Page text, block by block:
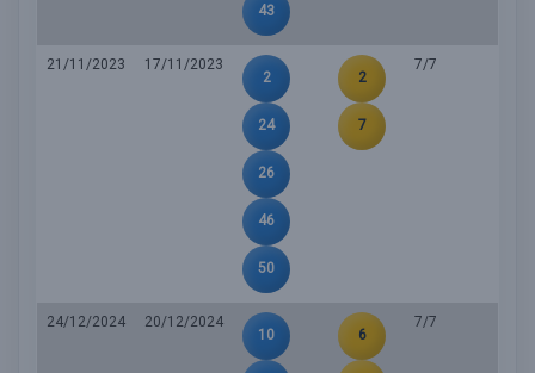
43
21/11/2023
17/11/2023
2
24
26
46
50
2
7
7/7
24/12/2024
20/12/2024
10
6
7/7